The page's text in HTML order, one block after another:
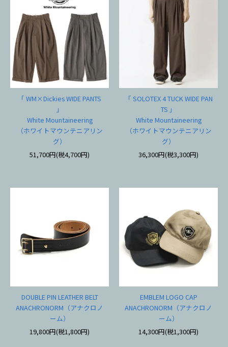
「 WM×Dickies WIDE PANTS
」
White Mountaineering
（ホワイトマウンテニアリン
グ）
51,700円(税4,700円)
「 SOLOTEX 4 TUCK WIDE PAN
TS 」
White Mountaineering
（ホワイトマウンテニアリン
グ）
36,300円(税3,300円)
DOUBLE PIN LEATHER BELT
ANACHRONORM（アナクロノ
ーム）
19,800円(税1,800円)
EMBLEM LOGO CAP
ANACHRONORM（アナクロノ
ーム）
14,300円(税1,300円)